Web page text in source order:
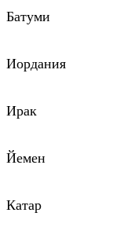
Батуми
Иордания
Ирак
Йемен
Катар